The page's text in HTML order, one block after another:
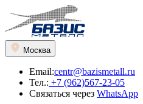
Москва
Email:centr@bazismetall.ru
Тел.: +7 (962)567-23-05
Связаться через WhatsApp